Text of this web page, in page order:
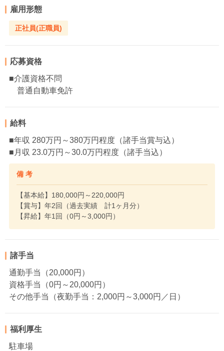
雇用形態
正社員(正職員)
応募資格
■介護資格不問
普通自動車免許
給料
■年収 280万円～380万円程度（諸手当賞与込）
■月収 23.0万円～30.0万円程度（諸手当込）
備 考
【基本給】180,000円～220,000円
【賞与】年2回（過去実績 計1ヶ月分）
【昇給】年1回（0円～3,000円）
諸手当
通勤手当（20,000円）
資格手当（0円～20,000円）
その他手当（夜勤手当：2,000円～3,000円／日）
福利厚生
駐車場